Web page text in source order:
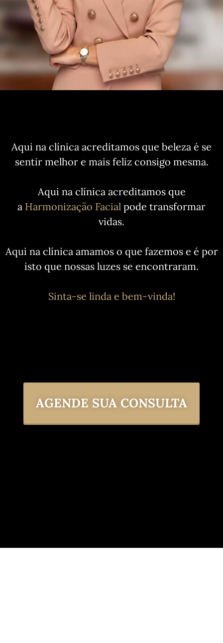
Aqui na clínica acreditamos que beleza é se
sentir melhor e mais feliz consigo mesma.
Aqui na clínica acreditamos que
a Harmonização Facial pode transformar
vidas.
Aqui na clínica amamos o que fazemos e é por
isto que nossas luzes se encontraram.
Sinta-se linda e bem-vinda!
AGENDE SUA CONSULTA